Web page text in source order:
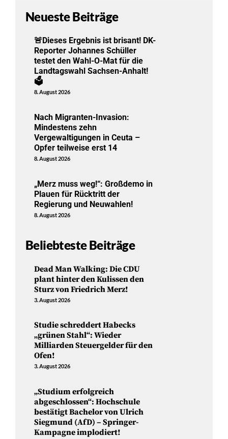
Neueste Beiträge
🚨Dieses Ergebnis ist brisant! DK-
Reporter Johannes Schüller
testet den Wahl-O-Mat für die
Landtagswahl Sachsen-Anhalt!
🗳️
8. August 2026
Nach Migranten-Invasion:
Mindestens zehn
Vergewaltigungen in Ceuta –
Opfer teilweise erst 14
8. August 2026
„Merz muss weg!“: Großdemo in
Plauen für Rücktritt der
Regierung und Neuwahlen!
8. August 2026
Beliebteste Beiträge
Dead Man Walking: Die CDU
plant hinter den Kulissen den
Sturz von Friedrich Merz!
3. August 2026
Studie schreddert Habecks
„grünen Stahl“: Wieder
Milliarden Steuergelder für den
Ofen!
3. August 2026
„Studium erfolgreich
abgeschlossen“: Hochschule
bestätigt Bachelor von Ulrich
Siegmund (AfD) – Springer-
Kampagne implodiert!